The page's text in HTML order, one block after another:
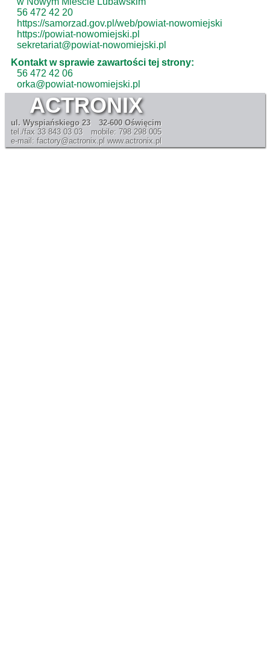
56 472 42 20
https://samorzad.gov.pl/web/powiat-nowomiejski
https://powiat-nowomiejski.pl
sekretariat@powiat-nowomiejski.pl
Kontakt w sprawie zawartości tej strony:
56 472 42 06
orka@powiat-nowomiejski.pl
ACTRONIX
ul. Wyspiańskiego 23
tel./fax 33 843 03 03
e-mail: factory@actronix.pl
32-600 Oświęcim
mobile: 798 298 005
www.actronix.pl